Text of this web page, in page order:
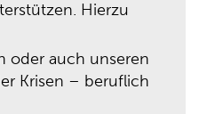
Hierzu
oder auch unseren
Krisen – beruflich